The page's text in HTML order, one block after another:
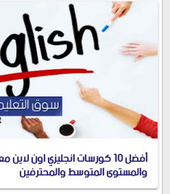
أفضل 10 كورسات انجليزي اون
والمستوى المتوسط والمحترفين